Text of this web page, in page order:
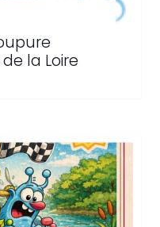
la Loire